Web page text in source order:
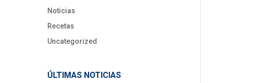
Noticias
Recetas
Uncategorized
ÚLTIMAS NOTICIAS